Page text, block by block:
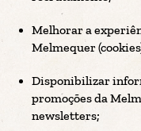
Melhorar a
Melmequer
Disponibilizar
promoções da
newsletters;